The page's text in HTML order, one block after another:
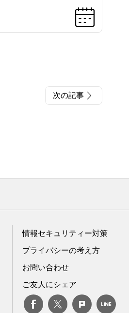
次の記事
情報セキュリティー対策
プライバシーの考え方
お問い合わせ
ご友人にシェア